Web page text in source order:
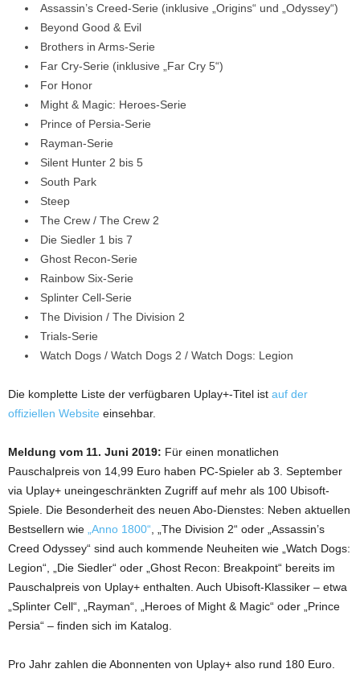
Assassin’s Creed-Serie (inklusive „Origins“ und „Odyssey“)
Beyond Good & Evil
Brothers in Arms-Serie
Far Cry-Serie (inklusive „Far Cry 5“)
For Honor
Might & Magic: Heroes-Serie
Prince of Persia-Serie
Rayman-Serie
Silent Hunter 2 bis 5
South Park
Steep
The Crew / The Crew 2
Die Siedler 1 bis 7
Ghost Recon-Serie
Rainbow Six-Serie
Splinter Cell-Serie
The Division / The Division 2
Trials-Serie
Watch Dogs / Watch Dogs 2 / Watch Dogs: Legion
Die komplette Liste der verfügbaren Uplay+-Titel ist auf der
offiziellen Website einsehbar.
Meldung vom 11. Juni 2019: Für einen monatlichen
Pauschalpreis von 14,99 Euro haben PC-Spieler ab 3. September
via Uplay+ uneingeschränkten Zugriff auf mehr als 100 Ubisoft-
Spiele. Die Besonderheit des neuen Abo-Dienstes: Neben aktuellen
Bestsellern wie „Anno 1800“ , „The Division 2“ oder „Assassin’s
Creed Odyssey“ sind auch kommende Neuheiten wie „Watch Dogs:
Legion“, „Die Siedler“ oder „Ghost Recon: Breakpoint“ bereits im
Pauschalpreis von Uplay+ enthalten. Auch Ubisoft-Klassiker – etwa
„Splinter Cell“, „Rayman“, „Heroes of Might & Magic“ oder „Prince
Persia“ – finden sich im Katalog.
Pro Jahr zahlen die Abonnenten von Uplay+ also rund 180 Euro.